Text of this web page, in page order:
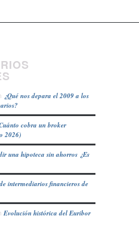
¿Qué nos depara el 2009 a los
cobra un broker
2026)
una hipoteca sin ahorros ¿Es
intermediarios financieros de
Evolución histórica del Euribor